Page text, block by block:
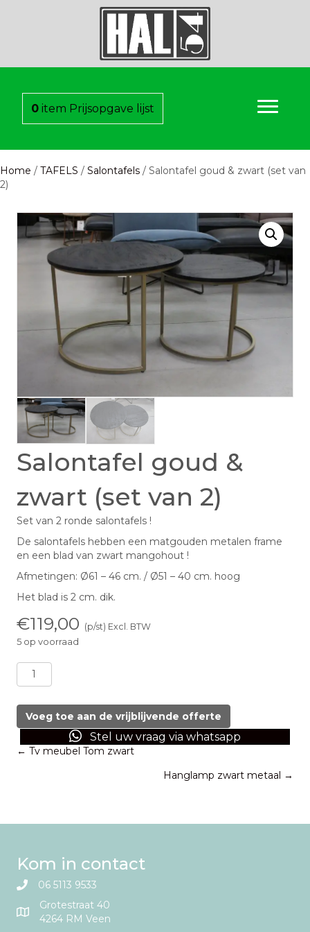
0 item Prijsopgave lijst
Home / TAFELS / Salontafels / Salontafel goud & zwart (set van
2)
Salontafel goud &
zwart (set van 2)
Set van 2 ronde salontafels !
De salontafels hebben een matgouden metalen frame
en een blad van zwart mangohout !
Afmetingen: Ø61 – 46 cm. / Ø51 – 40 cm. hoog
Het blad is 2 cm. dik.
€119,00 (p/st) Excl. BTW
5 op voorraad
Salontafel
goud
zwart
(set
2)
Voeg toe aan de vrijblijvende offerte
Stel uw vraag via whatsapp
Posts
← Tv meubel Tom zwart
Hanglamp zwart metaal →
Kom in contact
06 5113 9533
Grotestraat 40
4264 RM Veen